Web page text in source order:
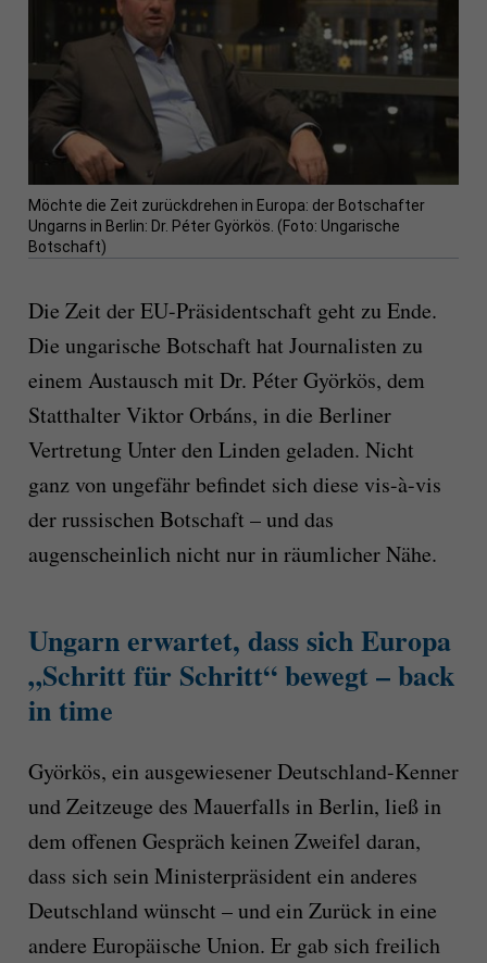
Möchte die Zeit zurückdrehen in Europa: der Botschafter
Ungarns in Berlin: Dr. Péter Györkös. (Foto: Ungarische
Botschaft)
Die Zeit der EU-Präsidentschaft geht zu Ende.
Die ungarische Botschaft hat Journalisten zu
einem Austausch mit Dr. Péter Györkös, dem
Statthalter Viktor Orbáns, in die Berliner
Vertretung Unter den Linden geladen. Nicht
ganz von ungefähr befindet sich diese vis-à-vis
der russischen Botschaft – und das
augenscheinlich nicht nur in räumlicher Nähe.
Ungarn erwartet, dass sich Europa
„Schritt für Schritt“ bewegt – back
in time
Györkös, ein ausgewiesener Deutschland-Kenner
und Zeitzeuge des Mauerfalls in Berlin, ließ in
dem offenen Gespräch keinen Zweifel daran,
dass sich sein Ministerpräsident ein anderes
Deutschland wünscht – und ein Zurück in eine
andere Europäische Union. Er gab sich freilich